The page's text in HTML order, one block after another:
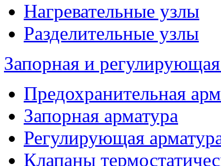
Нагревательные узлы
Разделительные узлы
Запорная и
Предохранительная
Запорная арматура
Регулирующая
Клапаны